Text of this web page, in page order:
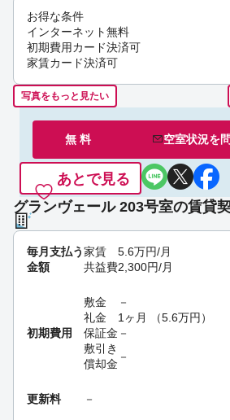
お得な条件
インターネット無料
初期費用カード決済可
家賃カード決済可
写真をもっと見たい
無 料 空室状況を
あとで見る
グランヴェール 203号室の賃貸
毎月支払う
金額
家賃 5.6万円/月
共益費2,300円/月
初期費用
敷金
－
礼金
1ヶ月 （5.6万円 ）
保証金 －
敷引き
償却金
－
更新料 －